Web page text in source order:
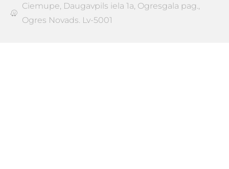
Ciemupe, Daugavpils iela 1a, Ogresgala pag.,
Ogres Novads. Lv-5001